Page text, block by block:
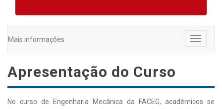
Toggle
Mais informações
Apresentação do Curso
No curso de Engenharia Mecânica da FACEG, acadêmicos se